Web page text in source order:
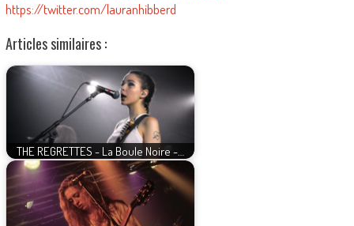
https://twitter.com/lauranhibberd
Articles similaires :
THE REGRETTES - La Boule Noire -…